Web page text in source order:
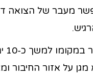
מעבר של הצואה
מגן על אזור החיבור